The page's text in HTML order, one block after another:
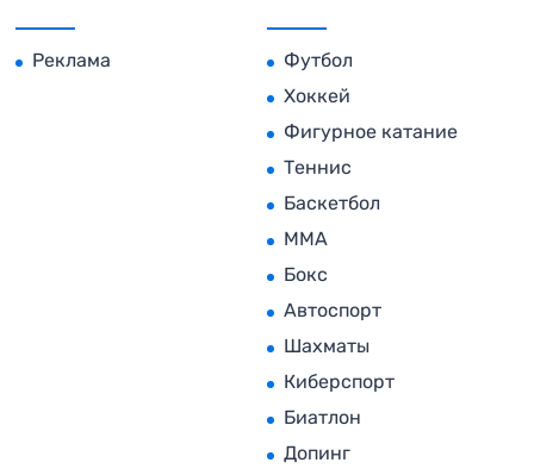
Реклама
Футбол
Хоккей
Фигурное катание
Теннис
Баскетбол
MMA
Бокс
Автоспорт
Шахматы
Киберспорт
Биатлон
Допинг